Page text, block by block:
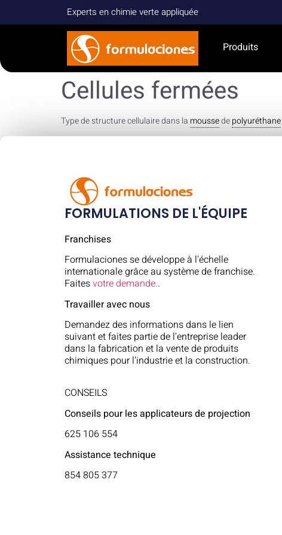
Experts en chimie verte appliquée
Produits
Cellules fermées
Type de structure cellulaire dans la moussedepolyuréthane
FORMULATIONS DE L'ÉQUIPE
Franchises
Formulaciones se développe à l'échelle
internationale grâce au système de franchise.
Faitesvotre demande..
Travailler avec nous
Demandez des informations dans le lien
suivantet faites partie de l'entreprise leader
dans la fabrication et la vente de produits
chimiques pour l'industrie et la construction.
CONSEILS
Conseils pour les applicateurs de projection
625 106 554
Assistance technique
854 805 377